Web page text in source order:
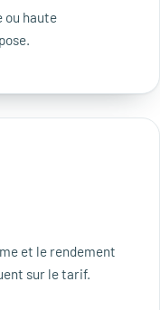
ou haute
et le rendement
sur le tarif.